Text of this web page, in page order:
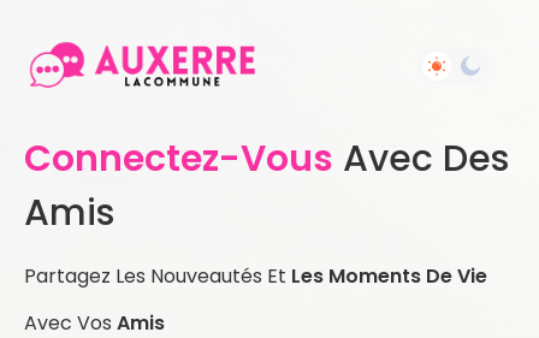
Connectez-Vous Avec Des
Amis
Partagez Les Nouveautés Et Les Moments De Vie
Avec Vos Amis